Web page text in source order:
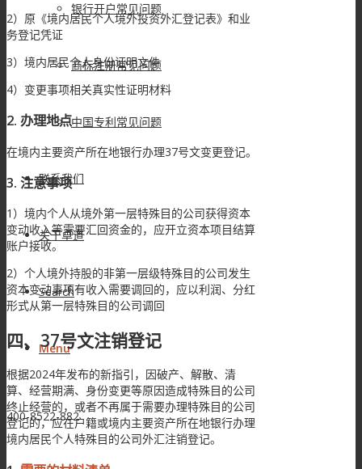
银行开户常见问题
商标注册常见问题
中国专利常见问题
联系我们
关于卓道
Search
Menu
400-8522-882
2）原《境内居民个人境外投资外汇登记表》和业
务登记凭证
3）境内居民个人身份证明文件
4）变更事项相关真实性证明材料
2. 办理地点
在境内主要资产所在地银行办理37号文变更登记。
3. 注意事项
1）境内个人从境外第一层特殊目的公司获得资本
变动收入等需要汇回资金的，应开立资本项目结算
账户接收。
2）个人境外持股的非第一层级特殊目的公司发生
资本变动事项有收入需要调回的，应以利润、分红
形式从第一层特殊目的公司调回
四、37号文注销登记
根据2024年发布的新指引，因破产、解散、清
算、经营期满、身份变更等原因造成特殊目的公司
终止经营的，或者不再属于需要办理特殊目的公司
登记的，应在户籍或境内主要资产所在地银行办理
境内居民个人特殊目的公司外汇注销登记。